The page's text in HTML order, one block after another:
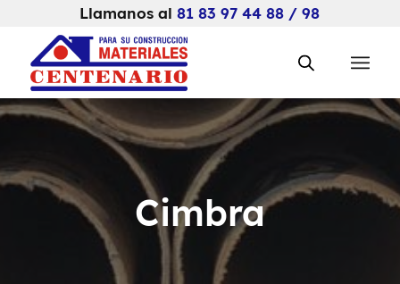
Llamanos al81 83 97 44 88 / 98
Cimbra